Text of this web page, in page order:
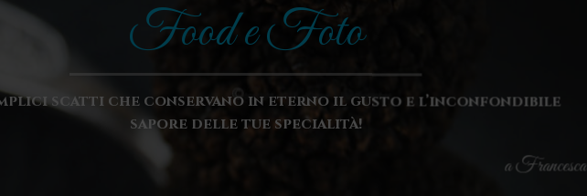
Food e Foto
scatti che conservano in eterno il gusto e l’inconfondibile
sapore delle tue specialità!
a Francesca